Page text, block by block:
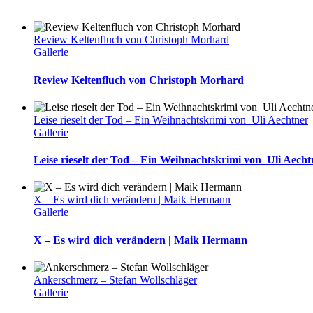
Review Keltenfluch von Christoph Morhard
Gallerie
Review Keltenfluch von Christoph Morhard
Leise rieselt der Tod – Ein Weihnachtskrimi von Uli Aechtner
Gallerie
Leise rieselt der Tod – Ein Weihnachtskrimi von Uli
X – Es wird dich verändern | Maik Hermann
Gallerie
X – Es wird dich verändern | Maik Hermann
Ankerschmerz – Stefan Wollschläger
Gallerie